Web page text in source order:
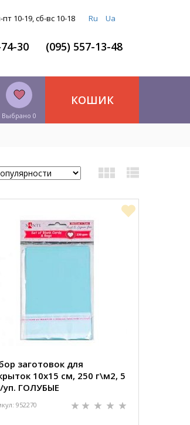
10-19, сб-вс 10-18 Ru Ua
30 (095) 557-13-48
Выбрано 0
КОШИК
заготовок для
10x15 см, 250 г\м2, 5
ГОЛУБЫЕ
952270